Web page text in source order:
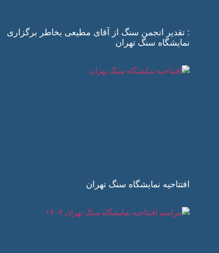
: تقدیر انجمن سنگ از آقای مطیعی بخاطر برگزاری
نمایشگاه سنگ تهران
افتتاحیه نمایشگاه سنگ تهران